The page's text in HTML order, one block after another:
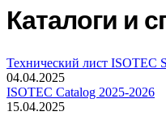
Каталоги и
Технический лист ISOTEC
04.04.2025
ISOTEC Catalog 2025-2026
15.04.2025